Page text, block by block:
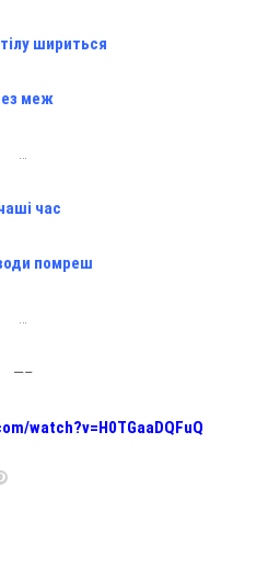
шириться
меж
…
час
помреш
…
—–
watch?v=H0TGaaDQFuQ